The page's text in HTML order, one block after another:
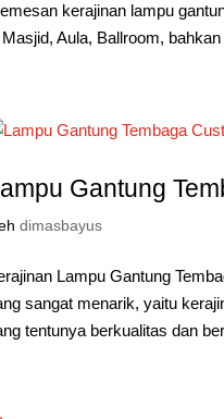
kerajinan lampu
Aula, Ballroom,
Gantung
dimasbayus
Lampu Gantung
sangat menarik, yaitu
tentunya berkualitas dan